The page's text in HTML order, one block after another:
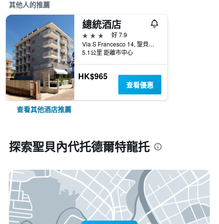
其他人的推薦
總統酒店
3星級
好 7.9
Via S Francesco 14, 聖貝內代托德爾特龍托, 阿斯科利皮切諾, 義大利
5.1公里 距離市中心
HK$965
查看優惠
查看其他酒店推薦
探索聖貝內代托德爾特龍托